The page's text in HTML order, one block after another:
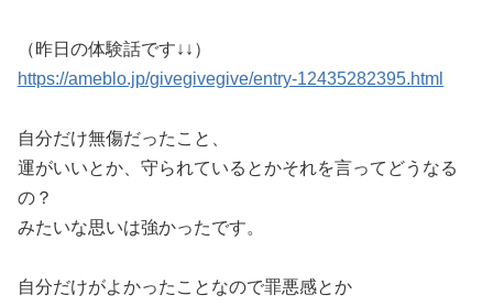
（昨日の体験話です↓↓）
https://ameblo.jp/givegivegive/entry-12435282395.html
自分だけ無傷だったこと、
運がいいとか、守られているとかそれを言ってどうなる
の？
みたいな思いは強かったです。
自分だけがよかったことなので罪悪感とか